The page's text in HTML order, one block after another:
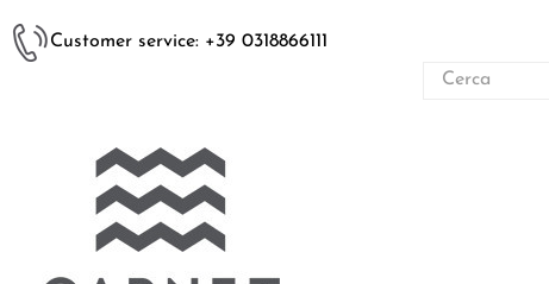
Customer service: +39 0318866111